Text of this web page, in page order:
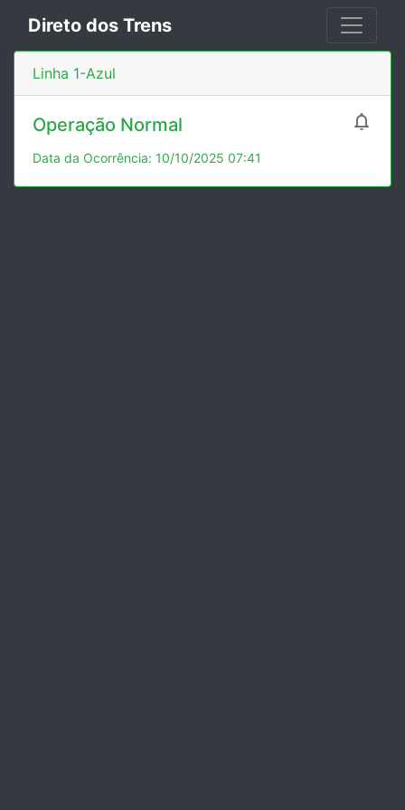
Direto dos Trens
Linha 1-Azul

Operação Normal
Data da Ocorrência: 10/10/2025 07:41